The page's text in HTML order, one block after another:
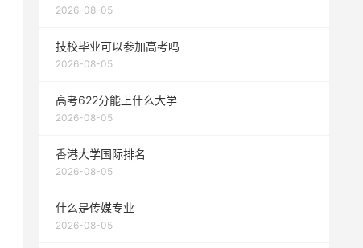
2026-08-05
技校毕业可以参加高考吗
2026-08-05
高考622分能上什么大学
2026-08-05
香港大学国际排名
2026-08-05
什么是传媒专业
2026-08-05